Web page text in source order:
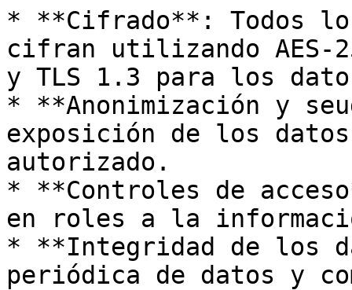
* **Cifrado**: Todos
cifran utilizando AES-
y TLS 1.3 para los
* **Anonimización y
exposición de los
autorizado.
* **Controles de
en roles a la
* **Integridad de los
periódica de datos y